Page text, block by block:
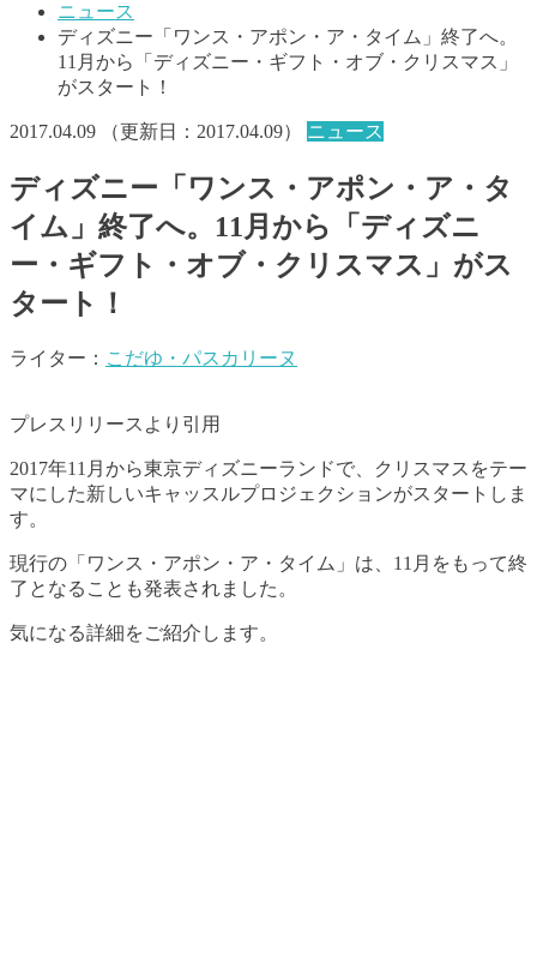
ニュース
ディズニー「ワンス・アポン・ア・タイム」終了へ。
11月から「ディズニー・ギフト・オブ・クリスマス」
がスタート！
2017.04.09 （更新日： 2017.04.09） ニュース
ディズニー「ワンス・アポン・ア・タ
イム」終了へ。11月から「ディズニ
ー・ギフト・オブ・クリスマス」がス
タート！
ライター： こだゆ・パスカリーヌ
プレスリリースより引用
2017年11月から東京ディズニーランドで、クリスマスをテー
マにした新しいキャッスルプロジェクションがスタートしま
す。
現行の「ワンス・アポン・ア・タイム」は、11月をもって終
了となることも発表されました。
気になる詳細をご紹介します。